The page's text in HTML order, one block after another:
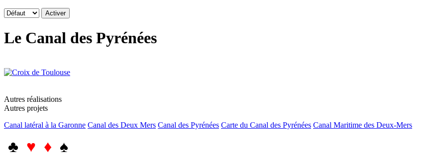
Le Canal des Pyrénées
Autres réalisations
Autres projets
Canal latéral à la Garonne Canal des Deux Mers Canal des Pyrénées Carte du Canal des Pyrénées Canal Maritime des Deux-Mers
♣ ♥ ♦ ♠